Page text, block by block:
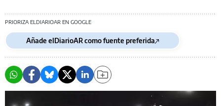
PRIORIZA ELDIARIOAR EN GOOGLE
Añade elDiarioAR como fuente preferida